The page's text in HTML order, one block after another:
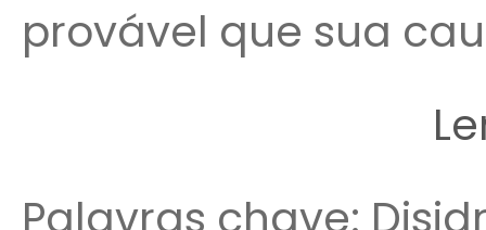
provável que sua